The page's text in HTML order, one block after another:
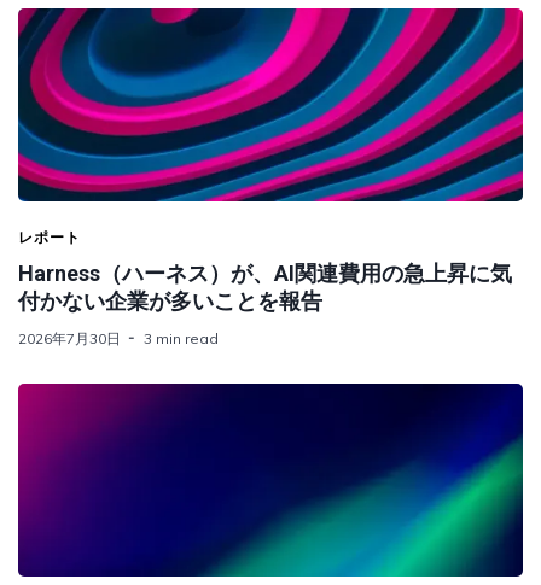
レポート
Harness（ハーネス）が、AI関連費用の急上昇に気
付かない企業が多いことを報告
2026年7月30日 3 min read